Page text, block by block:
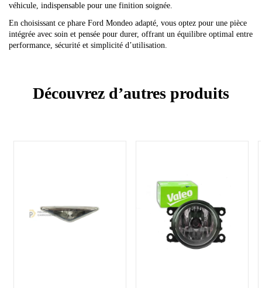
véhicule, indispensable pour une finition soignée.
En choisissant ce phare Ford Mondeo adapté, vous optez pour une pièce
intégrée avec soin et pensée pour durer, offrant un équilibre optimal entre
performance, sécurité et simplicité d’utilisation.
Découvrez d’autres produits